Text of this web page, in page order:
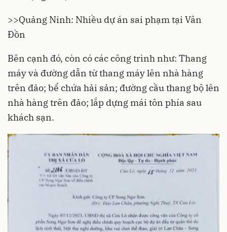
>>Quảng Ninh: Nhiều dự án sai phạm tại Vân
Đồn
Bên cạnh đó, còn có các công trình như: Thang
máy và đường dẫn từ thang máy lên nhà hàng
trên đảo; bể chứa hải sản; đường cầu thang bộ lên
nhà hàng trên đảo; lắp dựng mái tôn phía sau
khách sạn.